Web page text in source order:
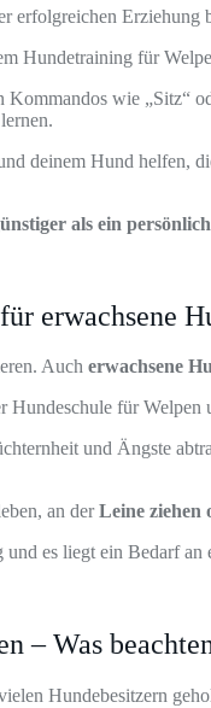
erfolgreichen
Hundetraining für
wie „Sitz“
deinem Hund helfen,
als ein
erwachsene
Auch erwachsene
für Welpen
und Ängste
an derLeine ziehen
es liegt ein Bedarf
– Was
Hundebesitzern